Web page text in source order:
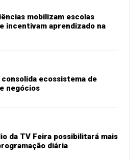
mobilizam escolas
incentivam aprendizado na
consolida ecossistema de
negócios
da TV Feira possibilitará mais
diária